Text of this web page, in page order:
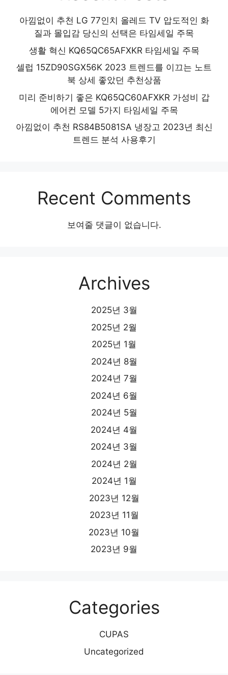
아낌없이 추천 LG 77인치 올레드 TV 압도적인 화
질과 몰입감 당신의 선택은 타임세일 주목
생활 혁신 KQ65QC65AFXKR 타임세일 주목
셀럽 15ZD90SGX56K 2023 트렌드를 이끄는 노트
북 상세 좋았던 추천상품
미리 준비하기 좋은 KQ65QC60AFXKR 가성비 갑
에어컨 모델 5가지 타임세일 주목
아낌없이 추천 RS84B5081SA 냉장고 2023년 최신
트렌드 분석 사용후기
Recent Comments
보여줄 댓글이 없습니다.
Archives
2025년 3월
2025년 2월
2025년 1월
2024년 8월
2024년 7월
2024년 6월
2024년 5월
2024년 4월
2024년 3월
2024년 2월
2024년 1월
2023년 12월
2023년 11월
2023년 10월
2023년 9월
Categories
CUPAS
Uncategorized